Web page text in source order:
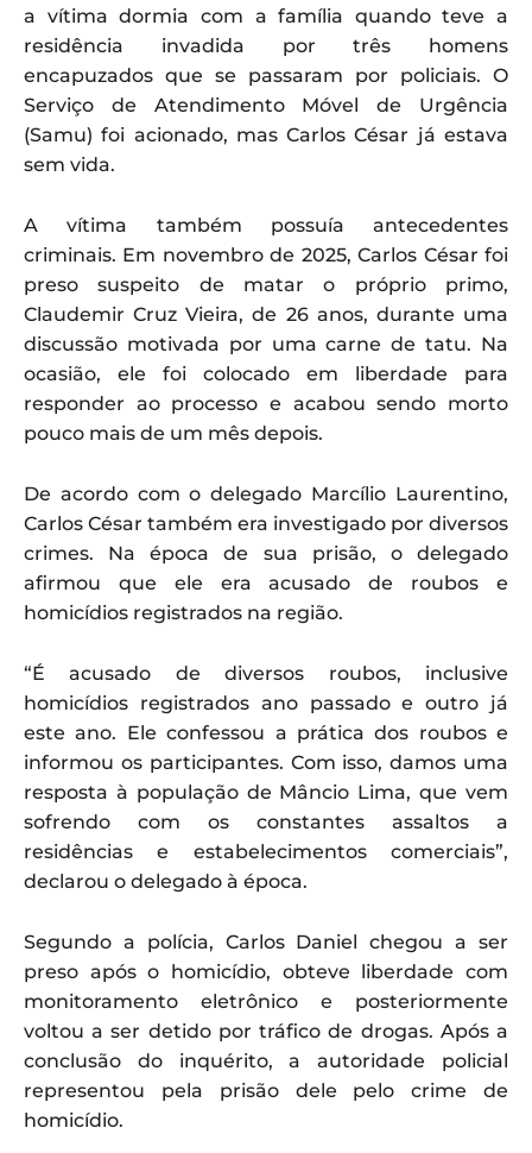
a vítima dormia com a família quando teve a
residência invadida por três homens
encapuzados que se passaram por policiais. O
Serviço de Atendimento Móvel de Urgência
(Samu) foi acionado, mas Carlos César já estava
sem vida.
A vítima também possuía antecedentes
criminais. Em novembro de 2025, Carlos César foi
preso suspeito de matar o próprio primo,
Claudemir Cruz Vieira, de 26 anos, durante uma
discussão motivada por uma carne de tatu. Na
ocasião, ele foi colocado em liberdade para
responder ao processo e acabou sendo morto
pouco mais de um mês depois.
De acordo com o delegado Marcílio Laurentino,
Carlos César também era investigado por diversos
crimes. Na época de sua prisão, o delegado
afirmou que ele era acusado de roubos e
homicídios registrados na região.
“É acusado de diversos roubos, inclusive
homicídios registrados ano passado e outro já
este ano. Ele confessou a prática dos roubos e
informou os participantes. Com isso, damos uma
resposta à população de Mâncio Lima, que vem
sofrendo com os constantes assaltos a
residências e estabelecimentos comerciais”,
declarou o delegado à época.
Segundo a polícia, Carlos Daniel chegou a ser
preso após o homicídio, obteve liberdade com
monitoramento eletrônico e posteriormente
voltou a ser detido por tráfico de drogas. Após a
conclusão do inquérito, a autoridade policial
representou pela prisão dele pelo crime de
homicídio.